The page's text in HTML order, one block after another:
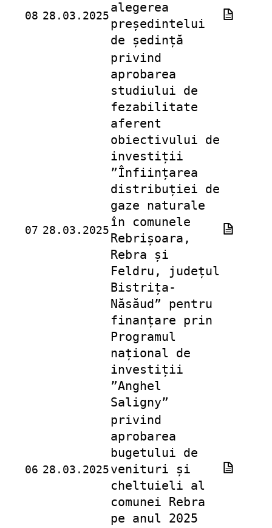
08 28.03.2025
alegerea
președintelui
de ședință
07 28.03.2025
privind
aprobarea
studiului de
fezabilitate
aferent
obiectivului de
investiții
”Înființarea
distribuției de
gaze naturale
în comunele
Rebrișoara,
Rebra și
Feldru, județul
Bistrița-
Năsăud” pentru
finanțare prin
Programul
național de
investiții
”Anghel
Saligny”
06 28.03.2025
privind
aprobarea
bugetului de
venituri și
cheltuieli al
comunei Rebra
pe anul 2025